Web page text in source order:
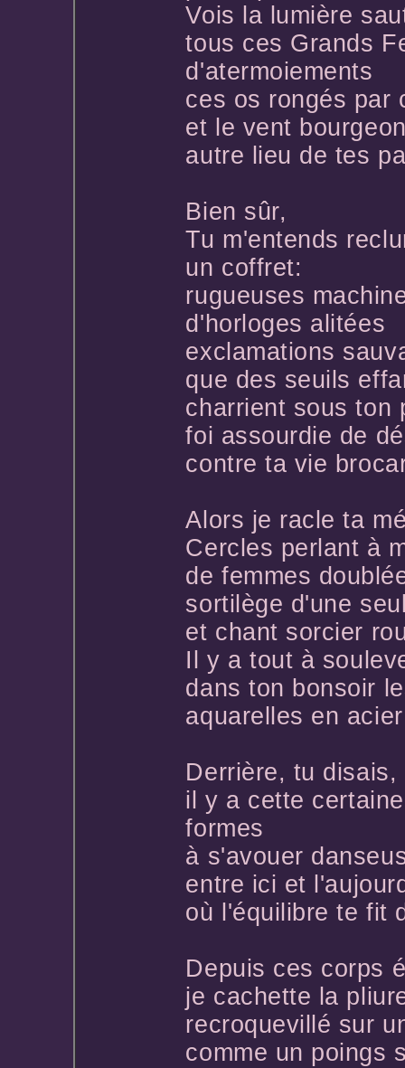
Vois la lumière
tous ces Grands
d'atermoiements
ces os rongés par
et le vent
autre lieu de tes
Bien sûr,
Tu m'entends
un coffret:
rugueuses
d'horloges alitées
exclamations
que des seuils
charrient sous ton
foi assourdie de
contre ta vie
Alors je racle ta
Cercles perlant à
de femmes
sortilège d'une
et chant sorcier
Il y a tout à
dans ton bonsoir
aquarelles en
Derrière, tu disais,
il y a cette
formes
à s'avouer
entre ici et
où l'équilibre te fit
Depuis ces corps
je cachette la
recroquevillé sur
comme un poings